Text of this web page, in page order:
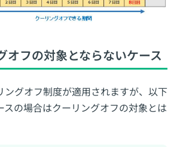
オフの対象とならないケース
ングオフ制度が適用されますが、以下
スの場合はクーリングオフの対象とは